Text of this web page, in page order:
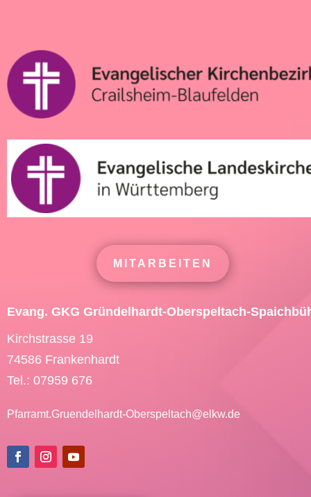
MITARBEITEN
Evang. GKG Gründelhardt-Oberspeltach-
Kirchstrasse 19
74586 Frankenhardt
Tel.: 07959 676
Pfarramt.Gruendelhardt-Oberspeltach@elkw.de